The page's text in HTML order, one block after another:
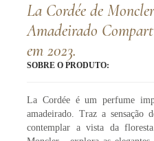
La Cordée de
Amadeirado
em 2023.
SOBRE O PRODUTO:
La Cordée é um perfume
amadeirado. Traz a sensação
contemplar a vista da